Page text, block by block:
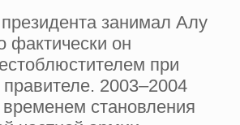
занимал Алу
фактически он
при
2003–2004
становления